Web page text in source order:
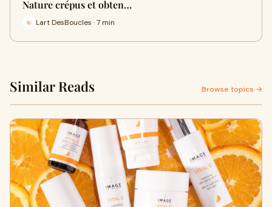
Nature crépus et obten…
Lart DesBoucles · 7 min
Similar Reads Browse topics →